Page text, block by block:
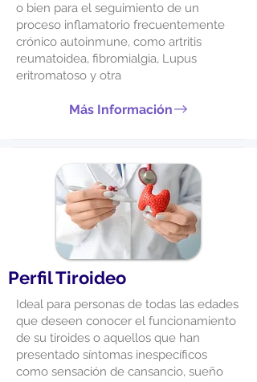
o bien para el seguimiento de un
proceso inflamatorio frecuentemente
crónico autoinmune, como artritis
reumatoidea, fibromialgia, Lupus
eritromatoso y otra
Más Información
Perfil Tiroideo
Ideal para personas de todas las edades
que deseen conocer el funcionamiento
de su tiroides o aquellos que han
presentado síntomas inespecíficos
como sensación de cansancio, sueño